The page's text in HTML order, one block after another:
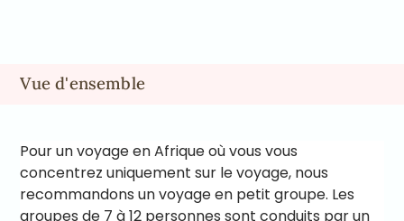
Vue d'ensemble
Pour un voyage en Afrique où vous vous
concentrez uniquement sur le voyage, nous
recommandons un voyage en petit groupe. Les
groupes de 7 à 12 personnes sont conduits par un